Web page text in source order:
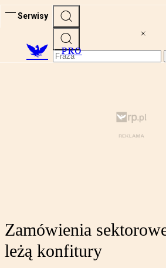
Serwisy
PRO
Zamówienia
leżą konfitury